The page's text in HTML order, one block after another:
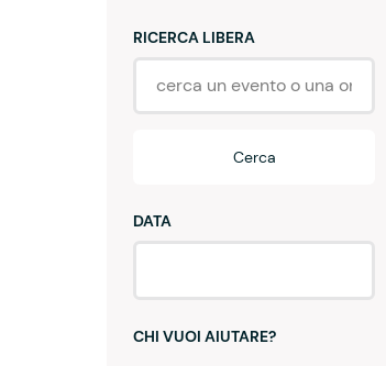
RICERCA LIBERA
Cerca
DATA
CHI VUOI AIUTARE?